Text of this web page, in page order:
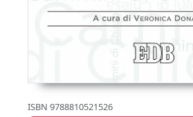
ISBN 9788810521526